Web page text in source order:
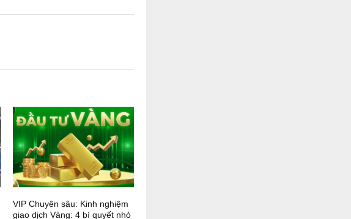
VIP Chuyên sâu: Kinh nghiệm
giao dịch Vàng: 4 bí quyết nhỏ